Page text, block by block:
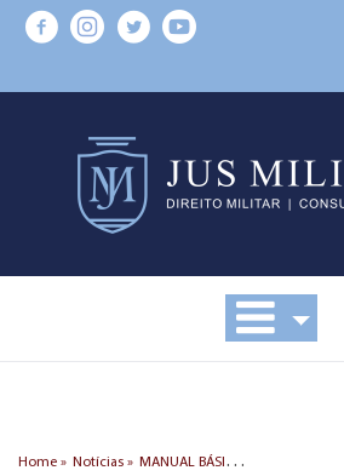
Home » Notícias » M
ANUAL BÁSICO DE POLÍCIA JUDICIÁRIA MILITAR - 2ª edição - ATUALIZADO